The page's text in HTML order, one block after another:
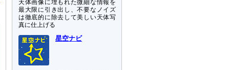
天体画像に埋もれた微細な情報を
最大限に引き出し、不要なノイズ
は徹底的に除去して美しい天体写
真に仕上げる
星空ナビ